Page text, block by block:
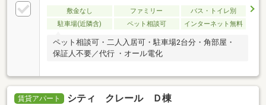
敷金なし ファミリー
バス・トイレ別
駐車場(近隣含)
ペット相談可 インターネット無料
ペット相談可・二人入居可・駐車場2台分・角部屋・
保証人不要／代行 ・オール電化
賃貸アパート シティ クレール Ｄ棟